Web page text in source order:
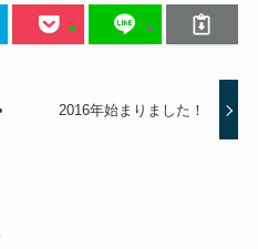
2016年始まりました！